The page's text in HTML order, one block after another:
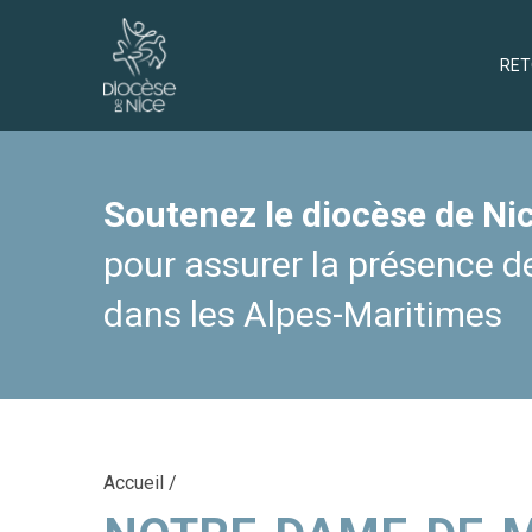
Soutenez le diocèse de
pour assurer la présence
dans les Alpes-Maritimes
Accueil /